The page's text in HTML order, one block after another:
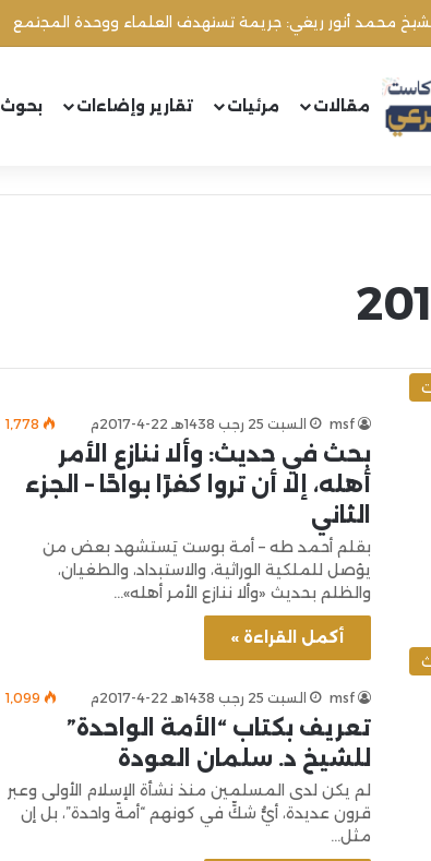
الشيخ محمد أنور ريغي: جريمة تستهدف العلماء ووحدة المجتمع
مقالات مرئيات تقارير وإضاءات بحوث
msf السبت 25 رجب 1438هـ 22-4-2017م 1٬778
بحث في حديث: وألا ننازع الأمر
أهله، إلا أن تروا كفرًا بواحًا – الجزء
الثاني
بقلم أحمد طه – أمة بوست يَستشهد بعض من
يؤصل للملكية الوراثية، والاستبداد، والطغيان،
والظلم بحديث «وألا ننازع الأمر أهله»…
أكمل القراءة »
msf السبت 25 رجب 1438هـ 22-4-2017م 1٬099
تعريف بكتاب “الأمة الواحدة”
للشيخ د. سلمان العودة
لم يكن لدى المسلمين منذ نشأة الإسلام الأولى وعبر
قرون عديدة، أيُّ شكٍّ في كونهم “أمةً واحدة”، بل إن
مثل…